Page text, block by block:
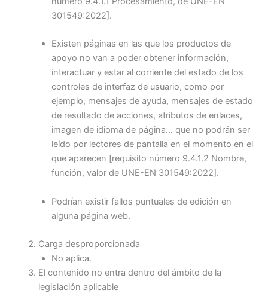
301549:2022].
Existen páginas en las que los productos de
apoyo no van a poder obtener información,
interactuar y estar al corriente del estado de los
controles de interfaz de usuario, como por
ejemplo, mensajes de ayuda, mensajes de estado
de resultado de acciones, atributos de enlaces,
imagen de idioma de página… que no podrán ser
leído por lectores de pantalla en el momento en el
que aparecen [requisito número 9.4.1.2 Nombre,
función, valor de UNE-EN 301549:2022].
Podrían existir fallos puntuales de edición en
alguna página web.
Carga desproporcionada
No aplica.
El contenido no entra dentro del ámbito de la
legislación aplicable